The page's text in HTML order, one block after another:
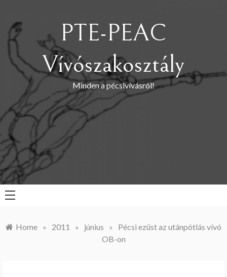
content
PTE-PEAC
Vívószakosztály
Minden a pécsivívásról!
Home » 2011 » június »
Pécsi ezüst az utánpótlás vívó
OB-on